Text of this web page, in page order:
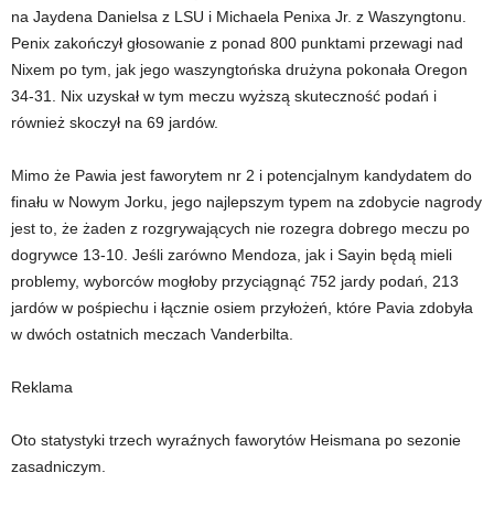
na Jaydena Danielsa z LSU i Michaela Penixa Jr. z Waszyngtonu.
Penix zakończył głosowanie z ponad 800 punktami przewagi nad
Nixem po tym, jak jego waszyngtońska drużyna pokonała Oregon
34-31. Nix uzyskał w tym meczu wyższą skuteczność podań i
również skoczył na 69 jardów.
Mimo że Pawia jest faworytem nr 2 i potencjalnym kandydatem do
finału w Nowym Jorku, jego najlepszym typem na zdobycie nagrody
jest to, że żaden z rozgrywających nie rozegra dobrego meczu po
dogrywce 13-10. Jeśli zarówno Mendoza, jak i Sayin będą mieli
problemy, wyborców mogłoby przyciągnąć 752 jardy podań, 213
jardów w pośpiechu i łącznie osiem przyłożeń, które Pavia zdobyła
w dwóch ostatnich meczach Vanderbilta.
Reklama
Oto statystyki trzech wyraźnych faworytów Heismana po sezonie
zasadniczym.